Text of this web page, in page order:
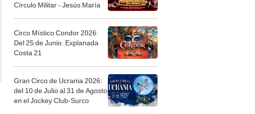
Círculo Militar - Jesús María
Circo Místico Condor 2026:
Del 25 de Junio. Explanada
Costa 21
Gran Circo de Ucrania 2026:
del 10 de Julio al 31 de Agosto
en el Jockey Club-Surco